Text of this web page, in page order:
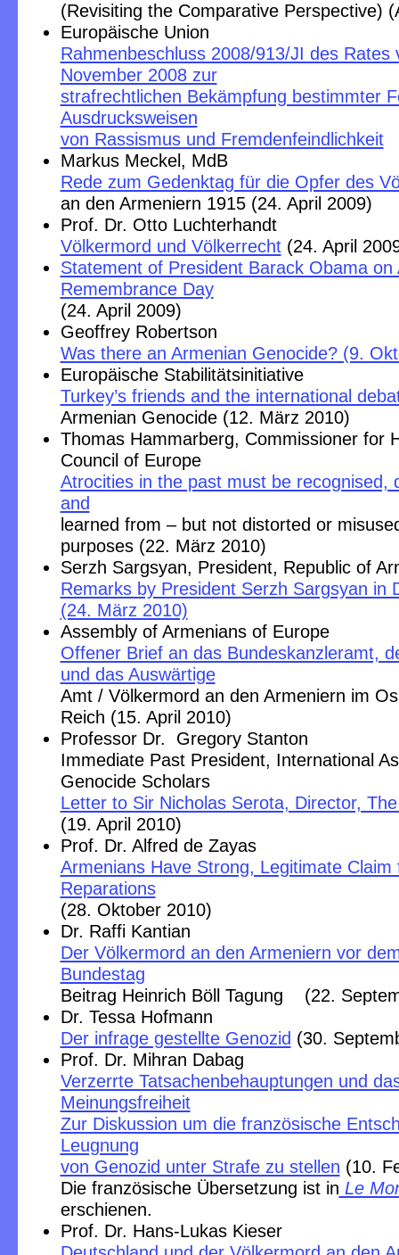
(Revisiting the Comparative Perspective)
Europäische Union
Rahmenbeschluss 2008/913/JI des Rates
November 2008 zur
strafrechtlichen Bekämpfung bestimmter
Ausdrucksweisen
von Rassismus und Fremdenfeindlichkeit
Markus Meckel, MdB
Rede zum Gedenktag für die Opfer des
an den Armeniern 1915 (24. April 2009)
Prof. Dr. Otto Luchterhandt
Völkermord und Völkerrecht(24. April
Statement of President Barack Obama on
Remembrance Day
(24. April 2009)
Geoffrey Robertson
Was there an Armenian Genocide? (9.
Europäische Stabilitätsinitiative
Turkey’s friends and the international
Armenian Genocide (12. März 2010)
Thomas Hammarberg, Commissioner for
Council of Europe
Atrocities in the past must be recognised,
and
learned from – but not distorted or
purposes (22. März 2010)
Serzh Sargsyan, President, Republic of
Remarks by President Serzh Sargsyan in
(24. März 2010)
Assembly of Armenians of Europe
Offener Brief an das Bundeskanzleramt,
und das Auswärtige
Amt / Völkermord an den Armeniern im
Reich (15. April 2010)
Professor Dr. Gregory Stanton
Immediate Past President, International
Genocide Scholars
Letter to Sir Nicholas Serota, Director,
(19. April 2010)
Prof. Dr. Alfred de Zayas
Armenians Have Strong, Legitimate Claim
Reparations
(28. Oktober 2010)
Dr. Raffi Kantian
Der Völkermord an den Armeniern vor
Bundestag
Beitrag Heinrich Böll Tagung (22.
Dr. Tessa Hofmann
Der infrage gestellte Genozid (30.
Prof. Dr. Mihran Dabag
Verzerrte Tatsachenbehauptungen und
Meinungsfreiheit
Zur Diskussion um die französische
Leugnung
von Genozid unter Strafe zu stellen (10.
Die französische Übersetzung ist in Le
erschienen.
Prof. Dr. Hans-Lukas Kieser